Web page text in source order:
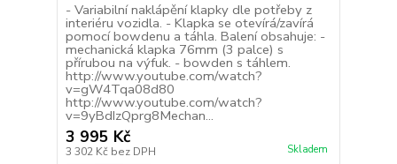
- Variabilní naklápění klapky dle potřeby z
interiéru vozidla. - Klapka se otevírá/zavírá
pomocí bowdenu a táhla. Balení obsahuje: -
mechanická klapka 76mm (3 palce) s
přírubou na výfuk. - bowden s táhlem.
http://www.youtube.com/watch?
v=gW4Tqa08d80
http://www.youtube.com/watch?
v=9yBdIzQprg8Mechan...
3 995 Kč
3 302 Kč bez DPH Skladem